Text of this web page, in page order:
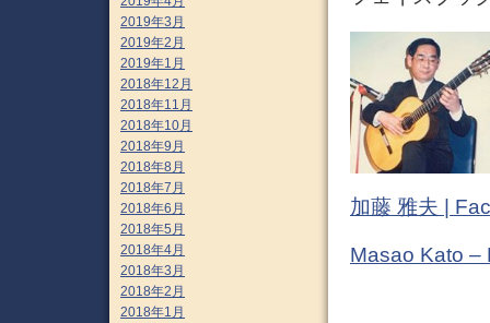
加藤 雅夫 |
Masao Kato –
2019年3月
2019年2月
2019年1月
2018年12月
2018年11月
2018年10月
2018年9月
2018年8月
2018年7月
2018年6月
2018年5月
2018年4月
2018年3月
2018年2月
2018年1月